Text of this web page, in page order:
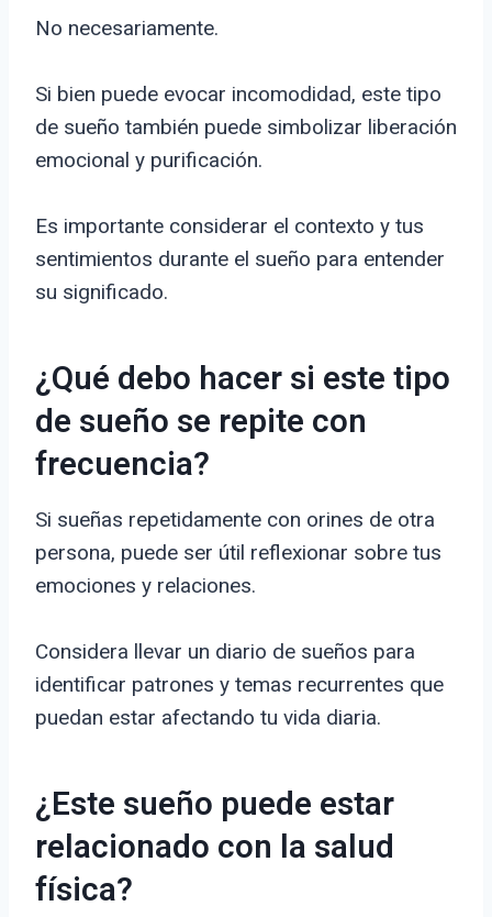
No necesariamente.
Si bien puede evocar incomodidad, este tipo
de sueño también puede simbolizar liberación
emocional y purificación.
Es importante considerar el contexto y tus
sentimientos durante el sueño para entender
su significado.
¿Qué debo hacer si este tipo
de sueño se repite con
frecuencia?
Si sueñas repetidamente con orines de otra
persona, puede ser útil reflexionar sobre tus
emociones y relaciones.
Considera llevar un diario de sueños para
identificar patrones y temas recurrentes que
puedan estar afectando tu vida diaria.
¿Este sueño puede estar
relacionado con la salud
física?